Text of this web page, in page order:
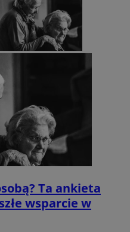
Ta ankieta
wsparcie w